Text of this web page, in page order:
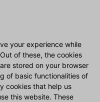
your experience while
of these, the cookies
stored on your browser
of basic functionalities of
cookies that help us
this website. These